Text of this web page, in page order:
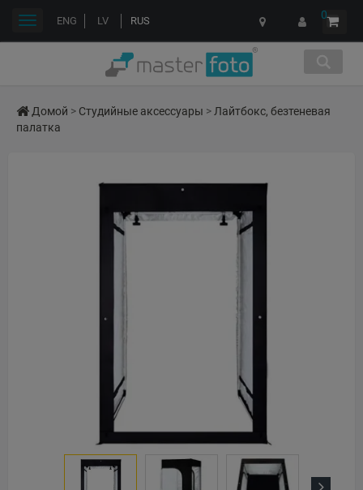
ENG LV RUS 0
Переключить
Домой > Студийные аксессуары >Лайтбокс, безтеневая
палатка